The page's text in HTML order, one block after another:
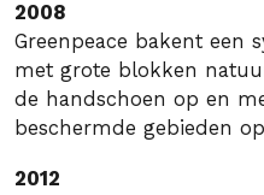
2008
Greenpeace bakent een
met grote blokken
de handschoen op en
beschermde gebieden
2012